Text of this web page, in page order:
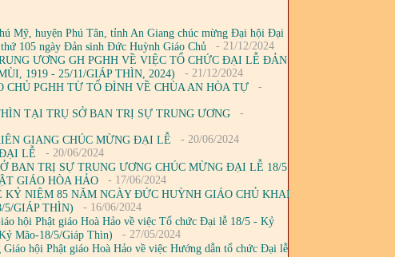
Mỹ, huyện Phú Tân, tỉnh An Giang chúc mừng Đại hội Đại
105 ngày Đản sinh Đức Huỳnh Giáo Chủ
- 21/12/2024
ƯƠNG GH PGHH VỀ VIỆC TỔ CHỨC ĐẠI LỄ ĐẢN
1919 - 25/11/GIÁP THÌN, 2024)
- 21/12/2024
PGHH TỪ TỔ ĐÌNH VỀ CHÙA AN HÒA TỰ
-
TẠI TRỤ SỞ BAN TRỊ SỰ TRUNG ƯƠNG
-
GIANG CHÚC MỪNG ĐẠI LỄ
- 20/06/2024
LỄ
- 20/06/2024
BAN TRỊ SỰ TRUNG ƯƠNG CHÚC MỪNG ĐẠI LỄ 18/5
GIÁO HÒA HẢO
- 17/06/2024
NIỆM 85 NĂM NGÀY ĐỨC HUỲNH GIÁO CHỦ KHAI
5/GIÁP THÌN)
- 16/06/2024
hội Phật giáo Hoà Hảo về việc Tổ chức Đại lễ 18/5 - Kỷ
Mão-18/5/Giáp Thìn)
- 27/05/2024
hội Phật giáo Hoà Hảo về việc Hướng dẫn tổ chức Đại lễ